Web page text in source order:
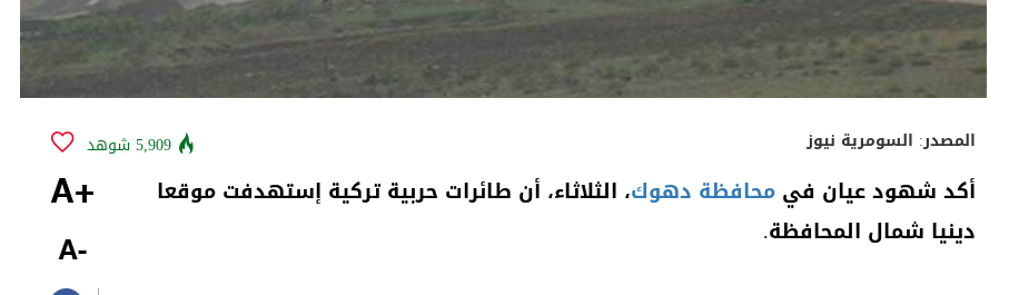
المصدر: السومرية نيوز 5,909 شوهد
أكد شهود عيان في محافظة دهوك، الثلاثاء، أن طائرات حربية تركية إستهدفت موقعا
دينيا شمال المحافظة.
+A
-A